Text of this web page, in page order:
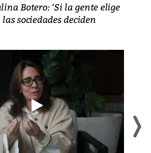
Botero: ‘Si la gente elige
sociedades deciden